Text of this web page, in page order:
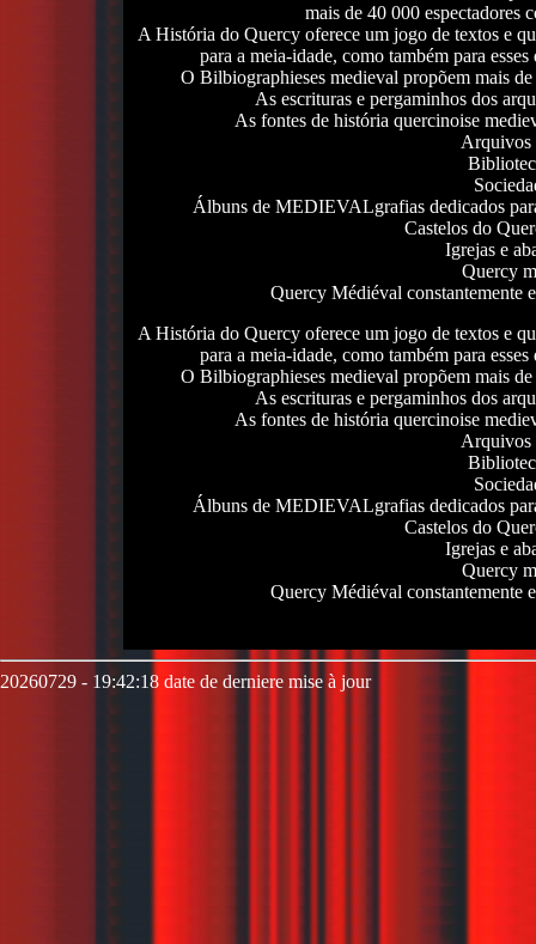
mais de 40 000 espectadores
A História do Quercy oferece um jogo de textos e
para a meia-idade, como também para
O Bilbiographieses medieval propõem mais
As escrituras e pergaminhos dos
As fontes de história quercinoise
Arquivos
Álbuns de MEDIEVALgrafias dedicados
Castelos do
Igrejas e
Quercy
Quercy Médiéval constantemente
A História do Quercy oferece um jogo de textos e
para a meia-idade, como também para
O Bilbiographieses medieval propõem mais
As escrituras e pergaminhos dos
As fontes de história quercinoise
Arquivos
Álbuns de MEDIEVALgrafias dedicados
Castelos do
Igrejas e
Quercy
Quercy Médiéval constantemente
20260729 - 19:42:18 date de derniere mise à jour